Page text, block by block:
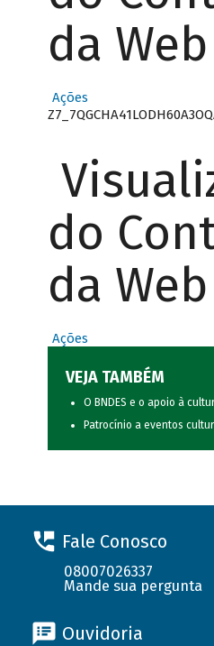
da Web
Ações
do
da Web
Ações
VEJA TAMBÉM
O BNDES e o apoio à
Patrocínio a eventos
Fale Conosco
08007026337
Mande sua pergunta
Ouvidoria